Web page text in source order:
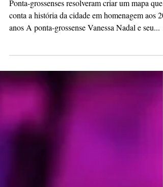
Redação
4 de dez. de 2023
1 min de leitura
Ponta Grossa ganha homenagem
em jogo de videogame
Ponta-grossenses resolveram criar um mapa que
conta a história da cidade em homenagem aos
anos A ponta-grossense Vanessa Nadal e seu...